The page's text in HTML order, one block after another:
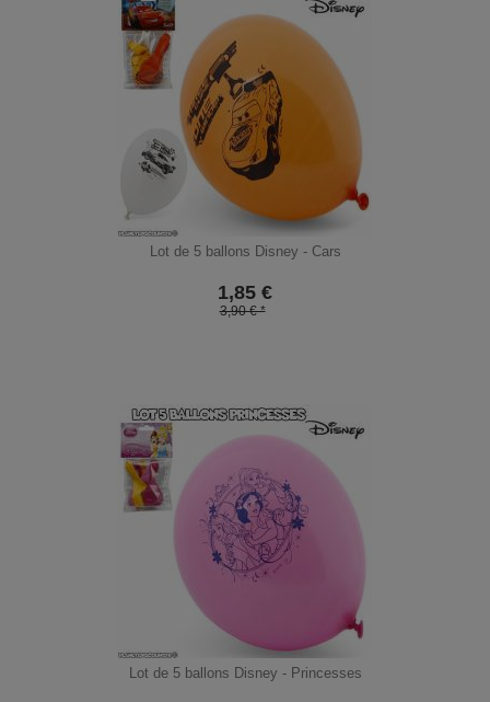
Lot de 5 ballons Disney - Cars
1,85 €
3,90 € *
Lot de 5 ballons Disney - Princesses